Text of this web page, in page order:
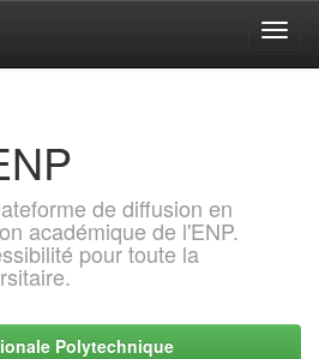
de diffusion en
académique de l'ENP.
pour toute la
Polytechnique